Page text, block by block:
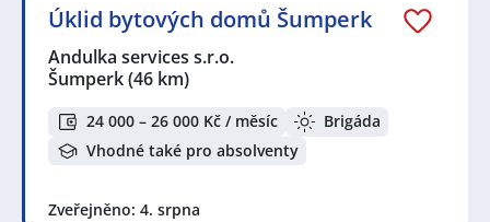
Úklid bytových domů Šumperk
Andulka services s.r.o.
Šumperk(46 km)
24 000 – 26 000 Kč / měsíc
Brigáda
Vhodné také pro absolventy
Zveřejněno: 4. srpna